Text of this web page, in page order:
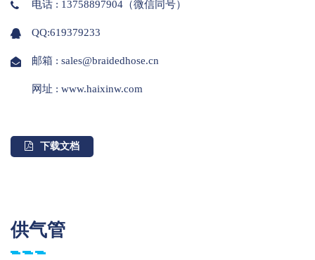
电话 : 13758897904（微信同号）
QQ:619379233
邮箱 : sales@braidedhose.cn
网址 : www.haixinw.com
下载文档
供气管